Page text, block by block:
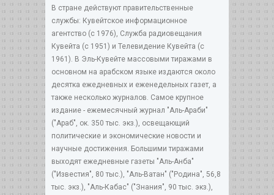
В стране действуют правительственные
службы: Кувейтское информационное
агентство (с 1976), Служба радиовещания
Кувейта (с 1951) и Телевидение Кувейта (с
1961). В Эль-Кувейте массовыми тиражами в
основном на арабском языке издаются около
десятка ежедневных и еженедельных газет, а
также несколько журналов. Самое крупное
издание - ежемесячный журнал "Аль-Араби"
("Араб", ок. 350 тыс. экз.), освещающий
политические и экономические новости и
научные достижения. Большими тиражами
выходят ежедневные газеты "Аль-Анба"
("Известия", 80 тыс.), "Аль-Ватан" ("Родина", 56,8
тыс. экз.), "Аль-Кабас" ("Знания", 90 тыс. экз.),